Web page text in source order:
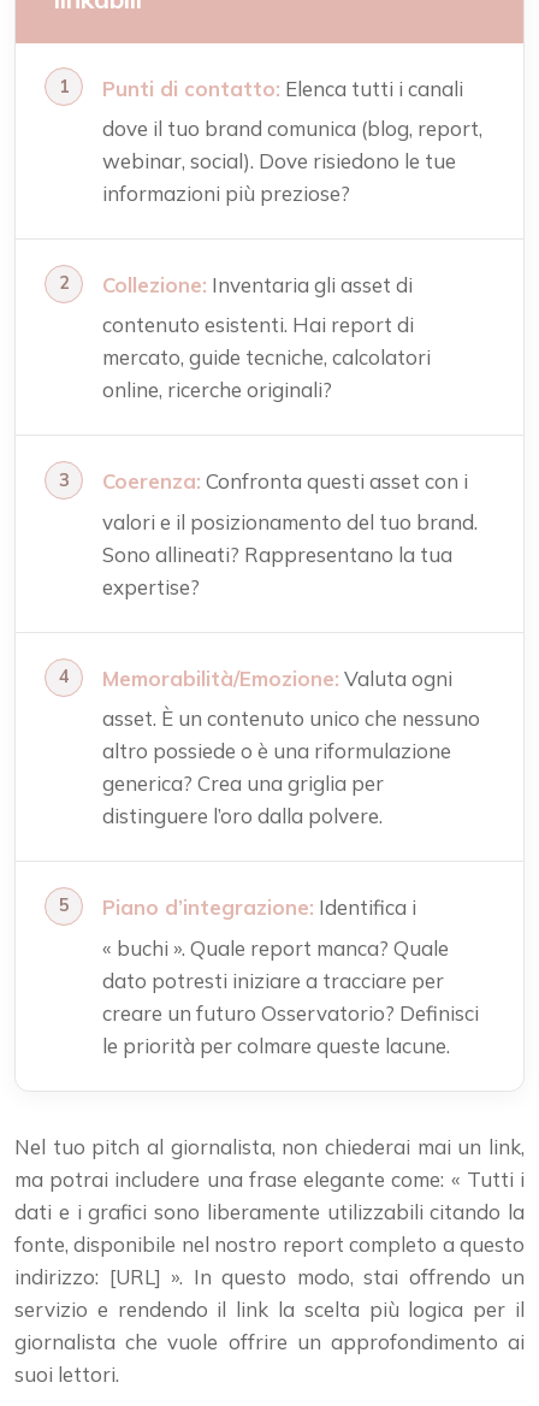
Punti di contatto: Elenca tutti i canali
dove il tuo brand comunica (blog, report,
webinar, social). Dove risiedono le tue
informazioni più preziose?
Collezione: Inventaria gli asset di
contenuto esistenti. Hai report di
mercato, guide tecniche, calcolatori
online, ricerche originali?
Coerenza: Confronta questi asset con i
valori e il posizionamento del tuo brand.
Sono allineati? Rappresentano la tua
expertise?
Memorabilità/Emozione: Valuta ogni
asset. È un contenuto unico che nessuno
altro possiede o è una riformulazione
generica? Crea una griglia per
distinguere l’oro dalla polvere.
Piano d’integrazione: Identifica i
« buchi ». Quale report manca? Quale
dato potresti iniziare a tracciare per
creare un futuro Osservatorio? Definisci
le priorità per colmare queste lacune.
Nel tuo pitch al giornalista, non chiederai mai un link,
ma potrai includere una frase elegante come: « Tutti i
dati e i grafici sono liberamente utilizzabili citando la
fonte, disponibile nel nostro report completo a questo
indirizzo: [URL] ». In questo modo, stai offrendo un
servizio e rendendo il link la scelta più logica per il
giornalista che vuole offrire un approfondimento ai
suoi lettori.